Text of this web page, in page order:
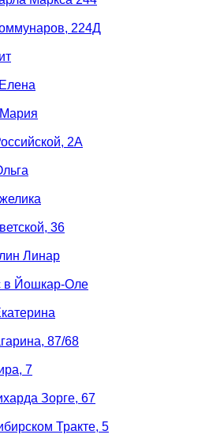
224Д
2А
36
Линар
Йошкар-Оле
87/68
7
Зорге, 67
Тракте, 5